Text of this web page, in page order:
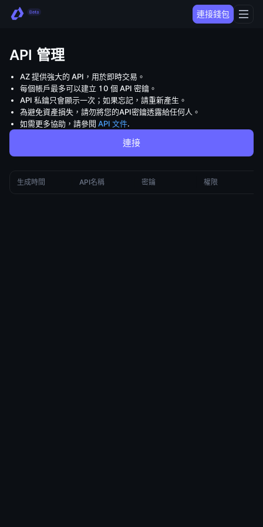
連接錢包
API 管理
AZ 提供強大的 API，用於即時交易。
每個帳戶最多可以建立 10 個 API 密鑰。
API 私鑰只會顯示一次；如果忘記，請重新產生。
為避免資產損失，請勿將您的API密鑰透露給任何人。
如需更多協助，請參閱 API 文件.
連接
生成時間 API名稱 密鑰 權限